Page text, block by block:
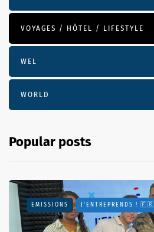
VOYAGES / HÔTEL / LIFESTYLE
WEL
WORLD
Popular posts
EMISSIONS J'ENTREPRENDS ! 🇫🇷